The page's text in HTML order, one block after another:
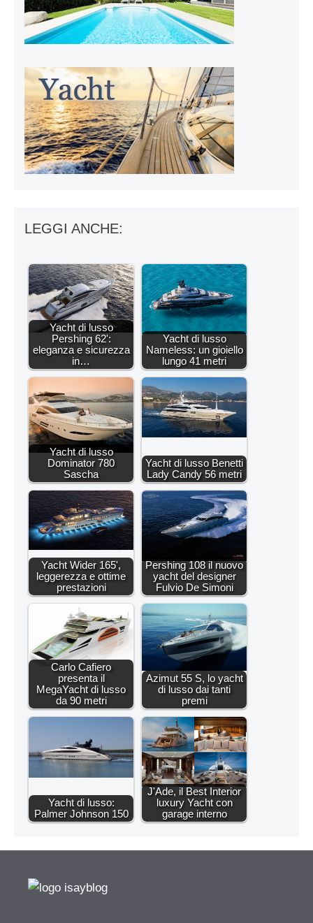
LEGGI ANCHE:
Yacht di lusso
Pershing 62':
eleganza e sicurezza
in…
Yacht di lusso
Nameless: un gioiello
lungo 41 metri
Yacht di lusso
Dominator 780
Sascha
Yacht di lusso Benetti
Lady Candy 56 metri
Yacht Wider 165',
leggerezza e ottime
prestazioni
Pershing 108 il nuovo
yacht del designer
Fulvio De Simoni
Carlo Cafiero
presenta il
MegaYacht di lusso
da 90 metri
Azimut 55 S, lo yacht
di lusso dai tanti
premi
Yacht di lusso:
Palmer Johnson 150
J'Ade, il Best Interior
luxury Yacht con
garage interno